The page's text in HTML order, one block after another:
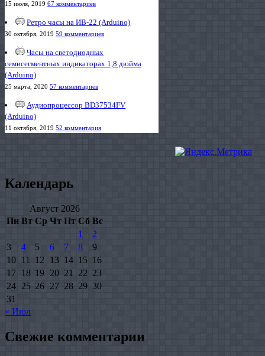
15 июля, 2019 67 комментариев
Ретро часы на ИВ-22 (Arduino)
30 октября, 2019 59 комментариев
Часы на светодиодных
семисегментных индикаторах 1,8 дюйма
(Arduino)
25 марта, 2020 57 комментариев
Аудиопроцессор BD37534FV
(Arduino)
11 октября, 2019 52 комментария
Календарь
Август 2026
Пн Вт Ср Чт Пт Сб Вс
1
2
3
4 5 6 7 8
9
10 11 12 13 14 15 16
17 18 19 20 21 22 23
24 25 26 27 28 29 30
31
« Июл
Свежие комментарии